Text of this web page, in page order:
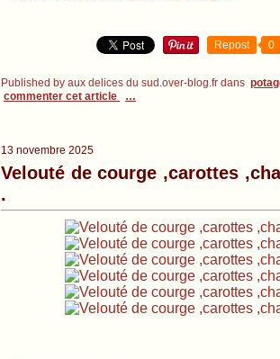
Repost 0
Published by aux delices du sud.over-blog.fr dans
commenter cet article
…
13 novembre 2025
Velouté de courge ,carottes
.